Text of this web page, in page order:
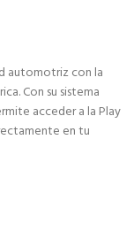
automotriz con la
Con su sistema
acceder a la Play
en tu